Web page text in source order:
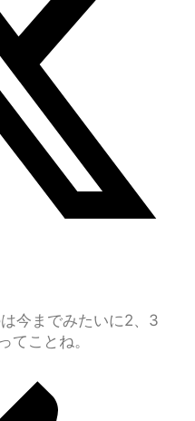
今までみたいに2、3
てことね。